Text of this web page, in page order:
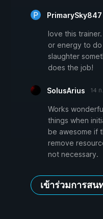
PrimarySky847
love this
or energy to do
slaughter
does the job!
SolusArius 14 ก
Works
things when
be awesome if
remove
not necessary.
เข้าร่วมการสน